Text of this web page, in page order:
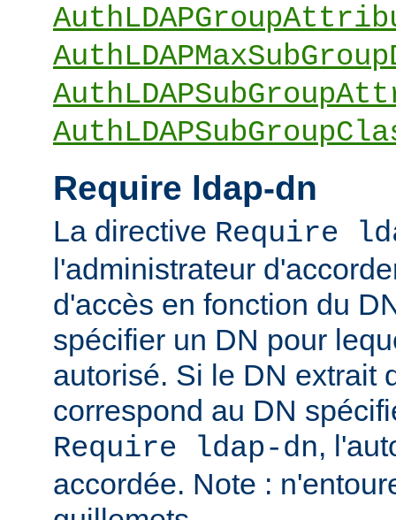
Require ldap-dn
La directive Require
l'administrateur
d'accès en fonction du
spécifier un DN pour
autorisé. Si le DN extrait
correspond au DN
Require ldap-dn,
accordée. Note :